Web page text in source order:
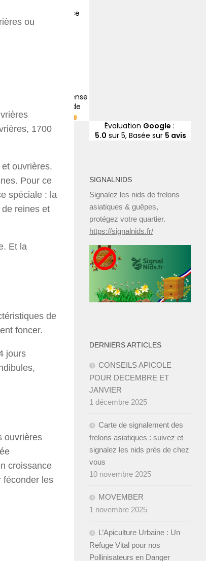
ou
1700
ouvrières.
Pour ce
spéciale : la
reines et
Et la
de
foncer.
jours
ouvrières
croissance
féconder les
Évaluation Google :
5.0 sur 5, Basée sur 5 avis
SIGNALNIDS
Signalez les nids de frelons
asiatiques & guêpes,
protégez votre quartier.
https://signalnids.fr/
DERNIERS ARTICLES
CONSEILS APICOLE
POUR DECEMBRE ET
JANVIER ­
1 décembre 2025
Carte de signalement des
frelons asiatiques : suivez et
signalez les nids près de chez
vous
10 novembre 2025
MOVEMBER
1 novembre 2025
L’Apiculture Urbaine : Un
Refuge Vital pour nos
Pollinisateurs en Danger